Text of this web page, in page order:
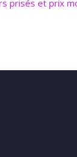
prisés et prix